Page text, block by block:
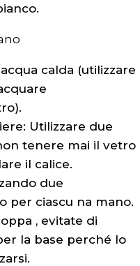
calda (utilizzare
Utilizzare due
tenere mai il vetro
il calice.
due
per ciascu na mano.
, evitate di
la base perché lo